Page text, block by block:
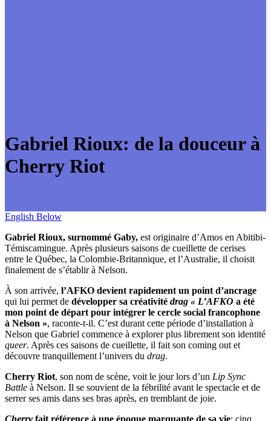
Gabriel Rioux: de la douceur à
Cherry Riot
English Below
Gabriel Rioux, surnommé Gaby, est originaire d’Amos en Abitibi-
Témiscamingue. Après plusieurs saisons de cueillette de cerises
entre le Québec, la Colombie-Britannique, et l’Australie, il choisit
finalement de s’établir à Nelson.
À son arrivée, l’AFKO devient rapidement un point d’ancrage
qui lui permet de développer sa créativité drag « L’AFKO a été
mon point de départ pour intégrer le cercle social francophone
à Nelson », raconte-t-il. C’est durant cette période d’installation à
Nelson que Gabriel commence à explorer plus librement son identité
queer. Après ces saisons de cueillette, il fait son coming out et
découvre tranquillement l’univers du drag.
Cherry Riot, son nom de scène, voit le jour lors d’un Lip Sync
Battle à Nelson. Il se souvient de la fébrilité avant le spectacle et de
serrer ses amis dans ses bras après, en tremblant de joie.
Cherry fait référence à une époque marquante de sa vie: cinq